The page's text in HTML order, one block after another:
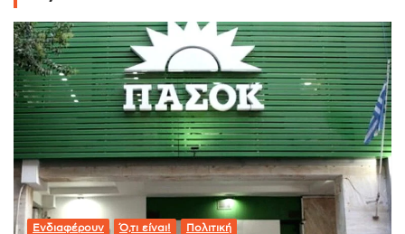
Ενδιαφέρουν Ό,τι είναι! Πολιτική